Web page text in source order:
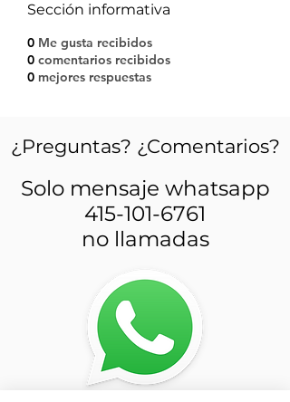
Sección informativa
0 Me gusta recibidos
0 comentarios recibidos
0 mejores respuestas
¿Preguntas? ¿Comentarios?
Solo mensaje whatsapp
415-101-6761
no llamadas